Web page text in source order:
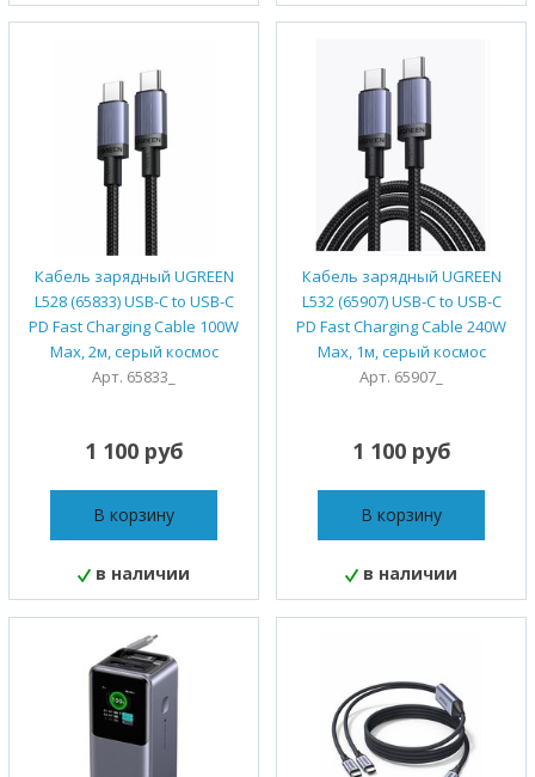
Кабель зарядный UGREEN
L528 (65833) USB-C to USB-C
PD Fast Charging Cable 100W
Max, 2м, серый космос
Арт. 65833_
1 100 руб
В корзину
в наличии
Кабель зарядный UGREEN
L532 (65907) USB-C to USB-C
PD Fast Charging Cable 240W
Max, 1м, серый космос
Арт. 65907_
1 100 руб
В корзину
в наличии